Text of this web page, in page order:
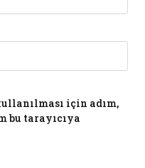
için adım,
bu tarayıcıya